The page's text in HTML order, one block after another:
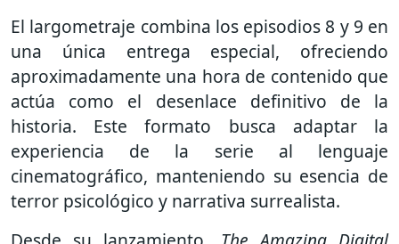
El largometraje combina los episodios 8 y 9 en
una única entrega especial, ofreciendo
aproximadamente una hora de contenido que
actúa como el desenlace definitivo de la
historia. Este formato busca adaptar la
experiencia de la serie al lenguaje
cinematográfico, manteniendo su esencia de
terror psicológico y narrativa surrealista.